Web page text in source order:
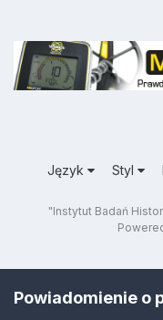
Język Styl
"Instytut Badań
Powiadomienie o